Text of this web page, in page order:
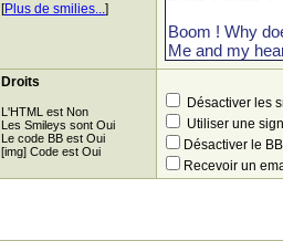
[Plus de smilies...]
Droits
L'HTML est Non
Les Smileys sont Oui
Le code BB est Oui
[img] Code est Oui
Désactiver les
Utiliser une
Désactiver le
Recevoir un